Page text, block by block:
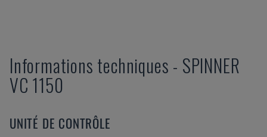
Informations techniques - SPINNER
VC 1150
UNITÉ DE CONTRÔLE